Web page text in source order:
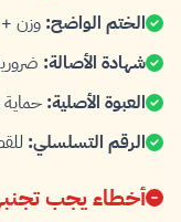
الختم الواضح: وزن
شهادة الأصالة:
العبوة الأصلية:
الرقم التسلسلي:
أخطاء يجب